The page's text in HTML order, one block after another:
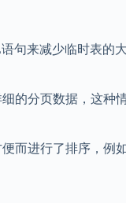
句来减少临时表的
的分页数据，这
而进行了排序，例